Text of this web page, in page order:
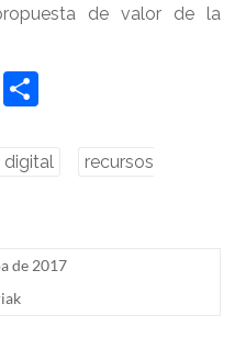
de valor de la
E
ar
digital
recursos
de 2017